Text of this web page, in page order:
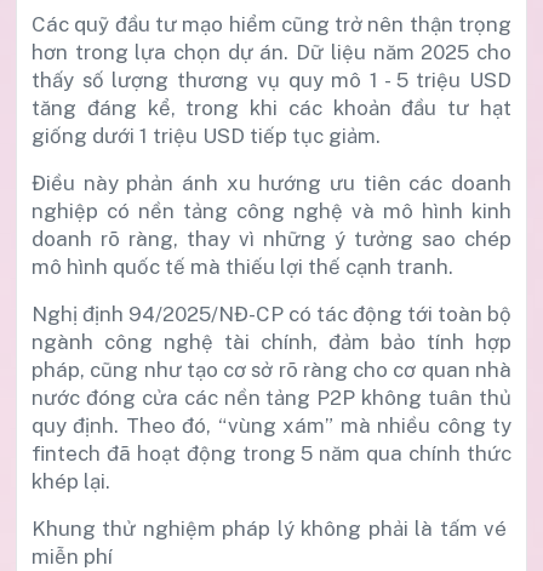
Các quỹ đầu tư mạo hiểm cũng trở nên thận trọng
hơn trong lựa chọn dự án. Dữ liệu năm 2025 cho
thấy số lượng thương vụ quy mô 1 - 5 triệu USD
tăng đáng kể, trong khi các khoản đầu tư hạt
giống dưới 1 triệu USD tiếp tục giảm.
Điều này phản ánh xu hướng ưu tiên các doanh
nghiệp có nền tảng công nghệ và mô hình kinh
doanh rõ ràng, thay vì những ý tưởng sao chép
mô hình quốc tế mà thiếu lợi thế cạnh tranh.
Nghị định 94/2025/NĐ-CP có tác động tới toàn bộ
ngành công nghệ tài chính, đảm bảo tính hợp
pháp, cũng như tạo cơ sở rõ ràng cho cơ quan nhà
nước đóng cửa các nền tảng P2P không tuân thủ
quy định. Theo đó, “vùng xám” mà nhiều công ty
fintech đã hoạt động trong 5 năm qua chính thức
khép lại.
Khung thử nghiệm pháp lý không phải là tấmvé
miễn phí